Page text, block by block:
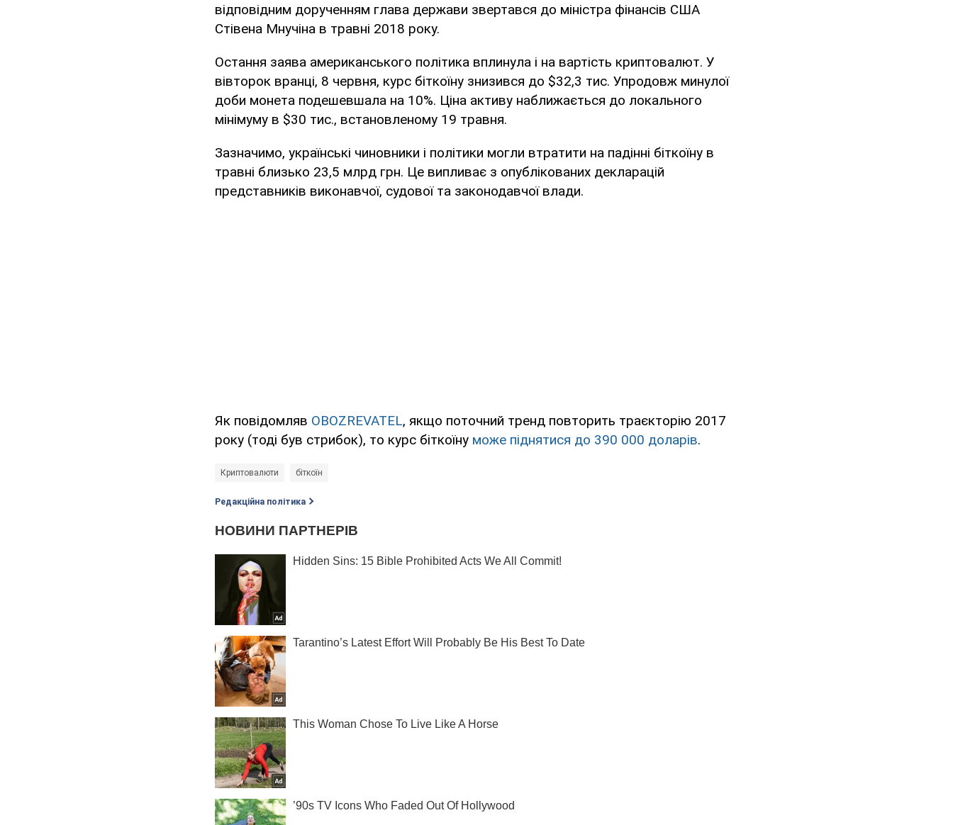
відповідним дорученням глава держави звертався до міністра фінансів США
Стівена Мнучіна в травні 2018 року.
Остання заява американського політика вплинула і на вартість криптовалют. У
вівторок вранці, 8 червня, курс біткоїну знизився до $32,3 тис. Упродовж минулої
доби монета подешевшала на 10%. Ціна активу наближається до локального
мінімуму в $30 тис., встановленому 19 травня.
Зазначимо, українські чиновники і політики могли втратити на падінні біткоїну в
травні близько 23,5 млрд грн. Це випливає з опублікованих декларацій
представників виконавчої, судової та законодавчої влади.
Як повідомляв OBOZREVATEL, якщо поточний тренд повторить траєкторію 2017
року (тоді був стрибок), то курс біткоїну може піднятися до 390 000 доларів.
Криптовалюти біткоїн
Редакційна політика